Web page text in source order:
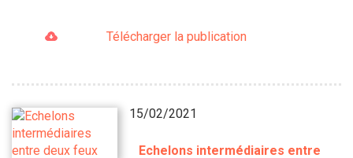
Télécharger la publication
15/02/2021
Echelons intermédiaires entre